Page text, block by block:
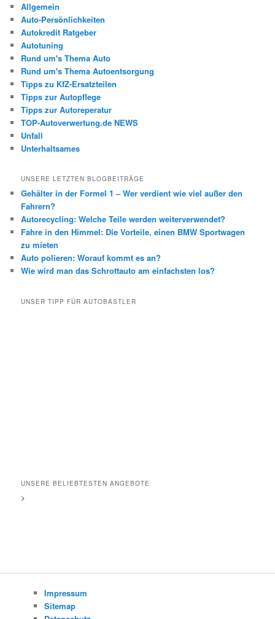
Allgemein
Auto-Persönlichkeiten
Autokredit Ratgeber
Autotuning
Rund um's Thema Auto
Rund um's Thema Autoentsorgung
Tipps zu KfZ-Ersatzteilen
Tipps zur Autopflege
Tipps zur Autoreperatur
TOP-Autoverwertung.de NEWS
Unfall
Unterhaltsames
UNSERE LETZTEN BLOGBEITRÄGE
Gehälter in der Formel 1 – Wer verdient wie viel außer den
Fahrern?
Autorecycling: Welche Teile werden weiterverwendet?
Fahre in den Himmel: Die Vorteile, einen BMW Sportwagen
zu mieten
Auto polieren: Worauf kommt es an?
Wie wird man das Schrottauto am einfachsten los?
UNSER TIPP FÜR AUTOBASTLER
UNSERE BELIEBTESTEN ANGEBOTE
>
Impressum
Sitemap